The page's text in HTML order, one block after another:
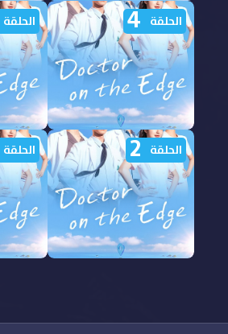
مشاهدة مسلسل Doctor
on the Edge الحلقة 6
مترجمة
مترجمة
مشاهدة مسلسل Doctor
on the Edge الحلقة 4
مترجمة
الحلقة 4
مترجمة
الحلقة
الحلقة 2 الحلقة